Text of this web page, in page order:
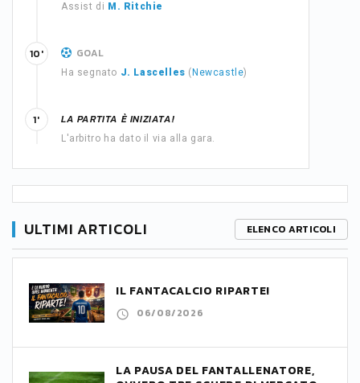
Assist di M. Ritchie
GOAL
Ha segnato J. Lascelles ( Newcastle)
10'
LA PARTITA È INIZIATA!
L'arbitro ha dato il via alla gara.
1'
ULTIMI ARTICOLI ELENCO ARTICOLI
IL FANTACALCIO RIPARTE!
06/08/2026
LA PAUSA DEL FANTALLENATORE,